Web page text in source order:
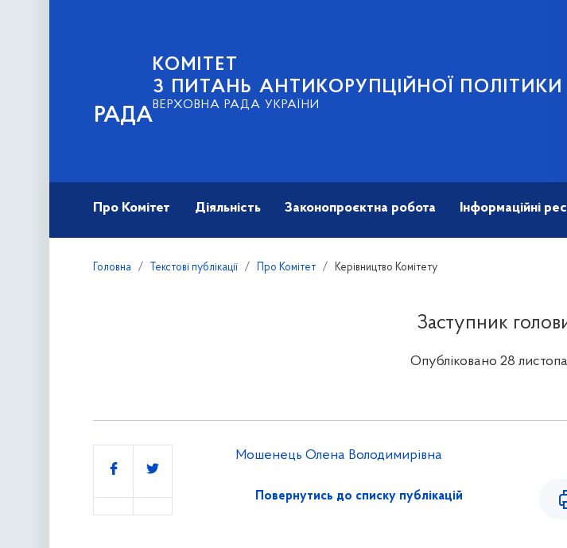
РАДА
КОМІТЕТ
З ПИТАНЬ АНТИКОРУПЦІЙНОЇ ПОЛІТИКИ
ВЕРХОВНА РАДА УКРАЇНИ
Про Комітет Діяльність Законопроєктна робота Інформаційні
Головна Текстові публікації Про Комітет Керівництво Комітету
Заступник
Опубліковано 28
Мошенець Олена Володимирівна
Поділитись
Повернутись до списку публікацій